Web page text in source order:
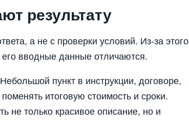
результату
а не с проверки условий. Из-за этого
его вводные данные отличаются.
пункт в инструкции, договоре,
итоговую стоимость и сроки.
не только красивое описание, но и